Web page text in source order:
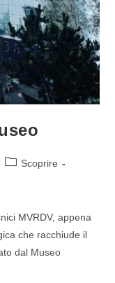
Scoprire
MVRDV, appena
che racchiude il
dal Museo